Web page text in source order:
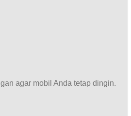
agar mobil Anda tetap dingin.